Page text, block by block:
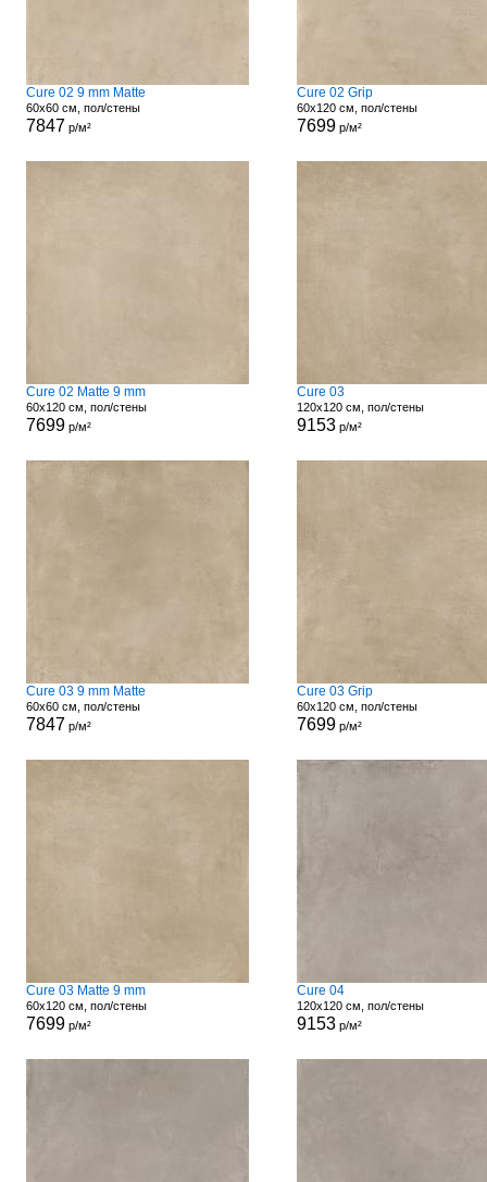
Cure 02 9 mm Matte
60x60 см, пол/стены
7847 р/м²
Cure 02 Grip
60x120 см, пол/стены
7699р/м²
Cure 02 Matte 9 mm
60x120 см, пол/стены
7699р/м²
Cure 03
120x120 см, пол/стены
9153р/м²
Cure 03 9 mm Matte
60x60 см, пол/стены
7847 р/м²
Cure 03 Grip
60x120 см, пол/стены
7699р/м²
Cure 03 Matte 9 mm
60x120 см, пол/стены
7699р/м²
Cure 04
120x120 см, пол/стены
9153р/м²